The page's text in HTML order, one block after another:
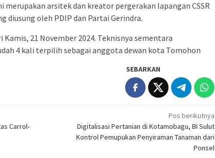
merupakan arsitek dan kreator pergerakan lapangan CSSR
diusung oleh PDIP dan Partai Gerindra.
Kamis, 21 November 2024. Teknisnya sementara
4 kali terpilih sebagai anggota dewan kota Tomohon
SEBARKAN
Carrol-
Pos berikutnya
Digitalisasi Pertanian di Kotamobagu, BI Sulut
Kontrol Pemupukan Penyiraman Tanaman dari
Ponsel